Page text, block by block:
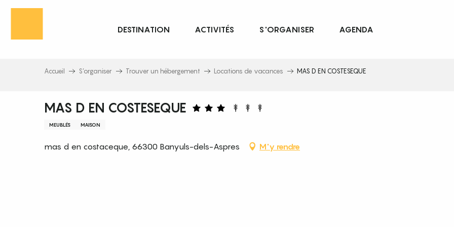
Aller
principal
DESTINATION ACTIVITÉS S'ORGANISER AGENDA
Accueil S’organiser Trouver un hébergement Locations de vacances MAS D EN COSTESEQUE
MAS D EN COSTESEQUE
MEUBLÉS MAISON
mas d en costaceque, 66300 Banyuls-dels-Aspres M'y rendre